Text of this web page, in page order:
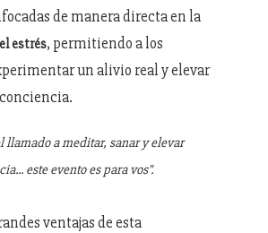
de manera directa en la
estrés, permitiendo a los
un alivio real y elevar
llamado a meditar, sanar y elevar
este evento es para vos".
ventajas de esta